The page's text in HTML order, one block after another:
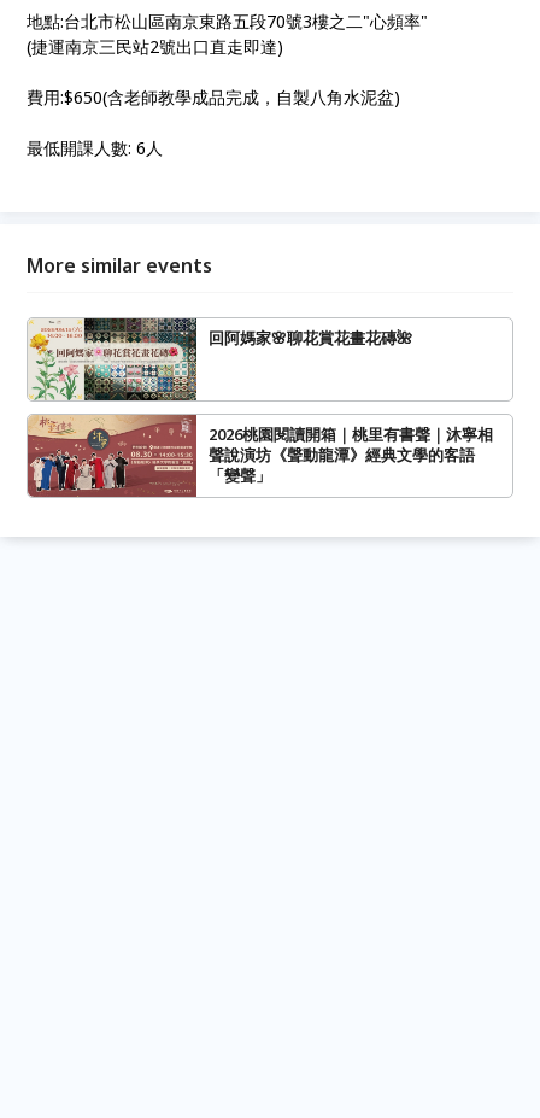
地點:台北市松山區南京東路五段70號3樓之二"心頻率"
(捷運南京三民站2號出口直走即達)
費用:$650(含老師教學成品完成，自製八角水泥盆)
最低開課人數: 6人
More similar events
回阿媽家🌸聊花賞花畫花磚🌺
2026桃園閱讀開箱｜桃里有書聲｜沐寧相
聲說演坊《聲動龍潭》經典文學的客語
「變聲」